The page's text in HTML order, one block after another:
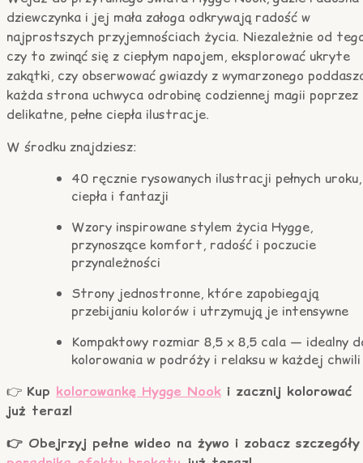
dziewczynka i jej mała załoga odkrywają radość w
najprostszych przyjemnościach życia. Niezależnie od
czy to zwinąć się z ciepłym napojem, eksplorować ukryte
zakątki, czy obserwować gwiazdy z wymarzonego
każda strona uchwyca odrobinę codziennej magii poprzez
delikatne, pełne ciepła ilustracje.
W środku znajdziesz:
40 ręcznie rysowanych ilustracji pełnych uroku,
ciepła i fantazji
Wzory inspirowane stylem życia Hygge,
przynoszące komfort, radość i poczucie
przynależności
Strony jednostronne, które zapobiegają
przebijaniu kolorów i utrzymują je intensywne
Kompaktowy rozmiar 8,5 x 8,5 cala — idealny
kolorowania w podróży i relaksu w każdej chwili
👉 Kup kolorowankę Hygge Nook i zacznij kolorować
już teraz!
👉 Obejrzyj pełne wideo na żywo i zobacz szczegóły